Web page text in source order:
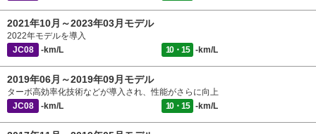
2021年10月～2023年03月モデル
2022年モデルを導入
JC08
-km/L 10・15 -km/L
2019年06月～2019年09月モデル
ターボ高効率化技術などが導入され、性能がさらに向上
JC08
-km/L 10・15 -km/L